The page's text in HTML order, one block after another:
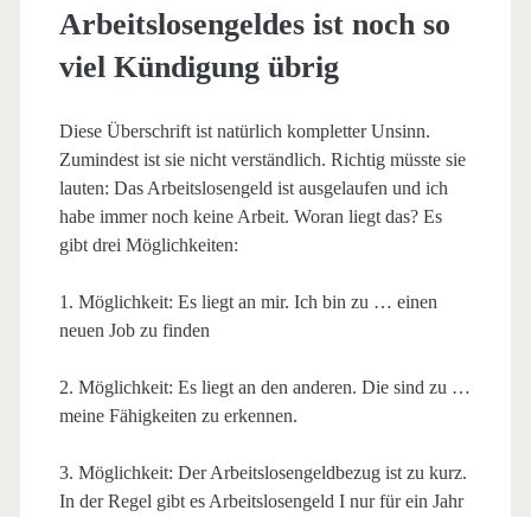
Arbeitslosengeldes ist noch so
viel Kündigung übrig
Diese Überschrift ist natürlich kompletter Unsinn.
Zumindest ist sie nicht verständlich. Richtig müsste sie
lauten: Das Arbeitslosengeld ist ausgelaufen und ich
habe immer noch keine Arbeit. Woran liegt das? Es
gibt drei Möglichkeiten:
1. Möglichkeit: Es liegt an mir. Ich bin zu … einen
neuen Job zu finden
2. Möglichkeit: Es liegt an den anderen. Die sind zu …
meine Fähigkeiten zu erkennen.
3. Möglichkeit: Der Arbeitslosengeldbezug ist zu kurz.
In der Regel gibt es Arbeitslosengeld I nur für ein Jahr